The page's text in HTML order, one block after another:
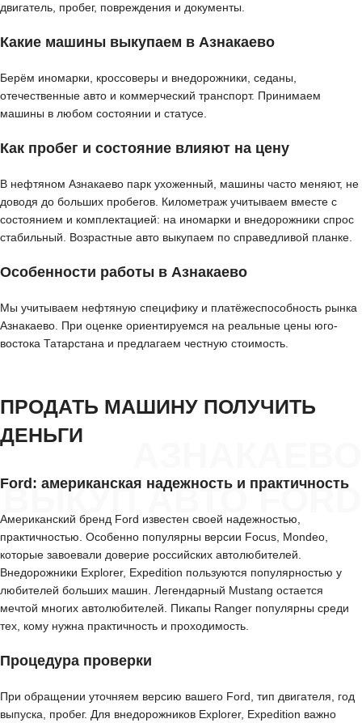
двигатель, пробег, повреждения и документы.
Какие машины выкупаем в Азнакаево
Берём иномарки, кроссоверы и внедорожники, седаны,
отечественные авто и коммерческий транспорт. Принимаем
машины в любом состоянии и статусе.
Как пробег и состояние влияют на цену
В нефтяном Азнакаево парк ухоженный, машины часто меняют, не
доводя до больших пробегов. Километраж учитываем вместе с
состоянием и комплектацией: на иномарки и внедорожники спрос
стабильный. Возрастные авто выкупаем по справедливой планке.
Особенности работы в Азнакаево
Мы учитываем нефтяную специфику и платёжеспособность рынка
Азнакаево. При оценке ориентируемся на реальные цены юго-
востока Татарстана и предлагаем честную стоимость.
ВЫКУП АВТО FORD
ПРОДАТЬ МАШИНУ ПОЛУЧИТЬ
ДЕНЬГИ
Ford: американская надежность и практичность
Американский бренд Ford известен своей надежностью,
практичностью. Особенно популярны версии Focus, Mondeo,
которые завоевали доверие российских автолюбителей.
Внедорожники Explorer, Expedition пользуются популярностью у
любителей больших машин. Легендарный Mustang остается
мечтой многих автолюбителей. Пикапы Ranger популярны среди
тех, кому нужна практичность и проходимость.
Процедура проверки
При обращении уточняем версию вашего Ford, тип двигателя, год
выпуска, пробег. Для внедорожников Explorer, Expedition важно